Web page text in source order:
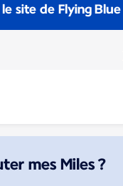
site de Flying Blue
mes Miles ?